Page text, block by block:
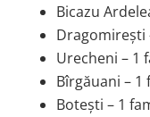
Bicazu
Dragomirești
Urecheni – 1
Bîrgăuani – 1
Botești – 1